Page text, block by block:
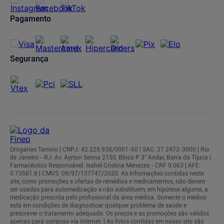
Regulamentos
Pagamento
Segurança
Drogarias Tamoio | CNPJ: 42.225.938/0001-50 l SAC: 21 2472-3000 | Rio
de Janeiro - RJ: Av. Ayrton Senna 2150, Bloco P 3° Andar, Barra da Tijuca |
Farmacêutico Responsável: Isabel Cristina Menezes - CRF 9.063 | AFE:
0.73581.8 | CMVS: 09/97/137747/2020. As informações contidas neste
site, como promoções e ofertas de remédios e medicamentos, não devem
ser usadas para automedicação e não substituem, em hipótese alguma, a
medicação prescrita pelo profissional da área médica. Somente o médico
está em condições de diagnosticar qualquer problema de saúde e
prescrever o tratamento adequado. Os preços e as promoções são válidos
apenas para compras via internet. | As fotos contidas em nosso site são